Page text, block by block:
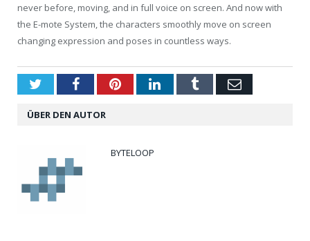
never before, moving, and in full voice on screen. And now with
the E-mote System, the characters smoothly move on screen
changing expression and poses in countless ways.
TwitterFacebookPinterestLinkedInTumblrEmail
ÜBER DEN AUTOR
BYTELOOP